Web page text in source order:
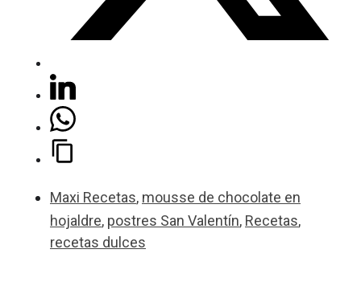
Maxi Recetas, mousse de chocolate en
hojaldre, postres San Valentín, Recetas,
recetas dulces